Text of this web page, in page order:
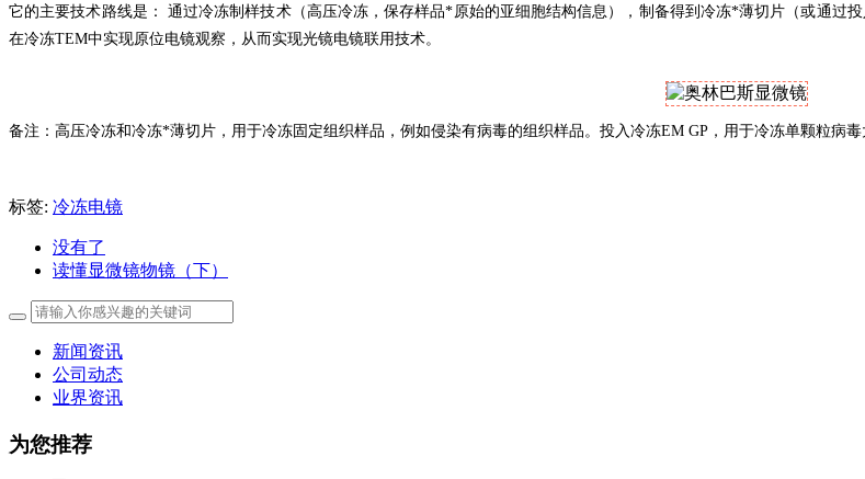
它的主要技术路线是： 通过冷冻制样技术（高压冷冻，保存样品*原始的亚细胞结构信息），制备得到冷冻*薄切片（或通过
在冷冻TEM中实现原位电镜观察，从而实现光镜电镜联用技术。
备注：高压冷冻和冷冻*薄切片，用于冷冻固定组织样品，例如侵染有病毒的组织样品。投入冷冻EM GP，用于冷冻单颗粒病毒
标签: 冷冻电镜
没有了
读懂显微镜物镜（下）
新闻资讯
公司动态
业界资讯
为您推荐